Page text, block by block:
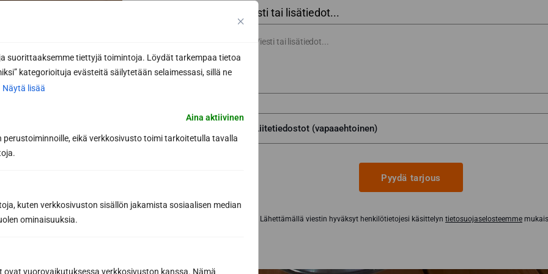
suorittaaksemme tiettyjä toimintoja. Löydät tarkempaa tietoa
kategorioituja evästeitä säilytetään selaimessasi, sillä ne
Näytä lisää
Aina aktiivinen
eikä verkkosivusto toimi tarkoitetulla tavalla
kuten verkkosivuston sisällön jakamista sosiaalisen median
ominaisuuksia.
vuorovaikutuksessa verkkosivuston kanssa. Nämä
Viesti tai lisätiedot...
Pyydä tarjous
Lähettämällä viestin hyväksyt henkilötietojesi käsittelyn tietosuojaselosteemme